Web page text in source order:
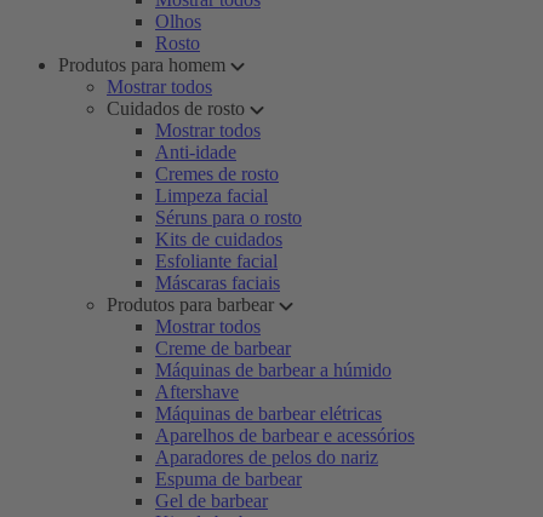
Olhos
Rosto
Produtos para homem
Mostrar todos
Cuidados de rosto
Mostrar todos
Anti-idade
Cremes de rosto
Limpeza facial
Séruns para o rosto
Kits de cuidados
Esfoliante facial
Máscaras faciais
Produtos para barbear
Mostrar todos
Creme de barbear
Máquinas de barbear a húmido
Aftershave
Máquinas de barbear elétricas
Aparelhos de barbear e acessórios
Aparadores de pelos do nariz
Espuma de barbear
Gel de barbear